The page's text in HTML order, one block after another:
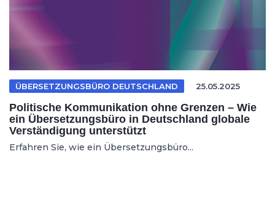
ÜBERSETZUNGSBÜRO DEUTSCHLAND 25.05.2025
Politische Kommunikation ohne Grenzen – Wie
ein Übersetzungsbüro in Deutschland globale
Verständigung unterstützt
Erfahren Sie, wie ein Übersetzungsbüro...